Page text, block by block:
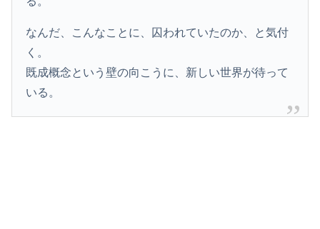
なんだ、こんなことに、囚われていたのか、と気付
く。
既成概念という壁の向こうに、新しい世界が待って
いる。